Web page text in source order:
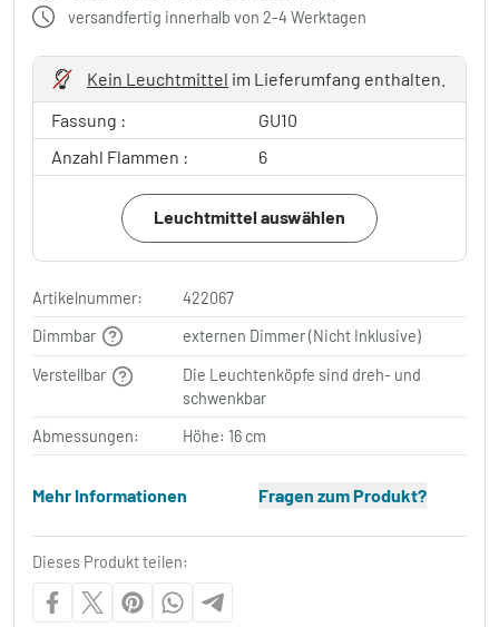
versandfertig innerhalb von 2-4 Werktagen
Kein Leuchtmittel im Lieferumfang enthalten.
Fassung :
GU10
Anzahl Flammen :
6
Leuchtmittel auswählen
Artikelnummer:
422067
Dimmbar
externen Dimmer (Nicht Inklusive)
Verstellbar
Die Leuchtenköpfe sind dreh- und
schwenkbar
Abmessungen:
Höhe: 16 cm
Mehr Informationen Fragen zum Produkt?
Dieses Produkt teilen: